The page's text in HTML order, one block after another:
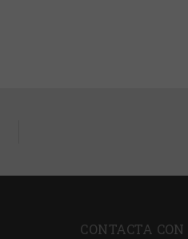
CONTACTA CON